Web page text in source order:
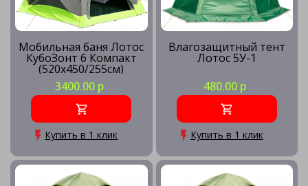
Мобильная баня Лотос
КубоЗонт 6 Компакт
(520х450/255см)
3400.00 р
Купить в 1 клик
Влагозащитный тент
Лотос 5У-1
480.00 р
Купить в 1 клик